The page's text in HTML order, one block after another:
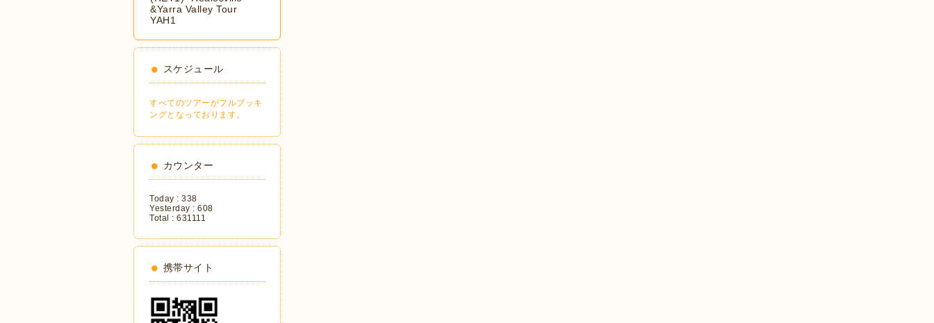
&Yarra Valley Tour
YAH1
スケジュール
すべてのツアーがフルブッキ
ングとなっております。
カウンター
Today : 338
Yesterday : 608
Total : 631111
携帯サイト